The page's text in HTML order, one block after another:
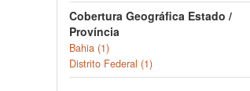
Cobertura Geográfica Estado /
Província
Bahia (1)
Distrito Federal (1)